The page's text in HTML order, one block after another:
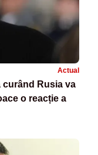
Actual
curând Rusia va
o reacție a